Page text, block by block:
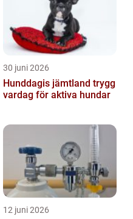
30 juni 2026
Hunddagis jämtland trygg
vardag för aktiva hundar
12 juni 2026